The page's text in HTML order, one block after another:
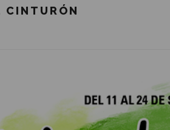
CINTURÓN